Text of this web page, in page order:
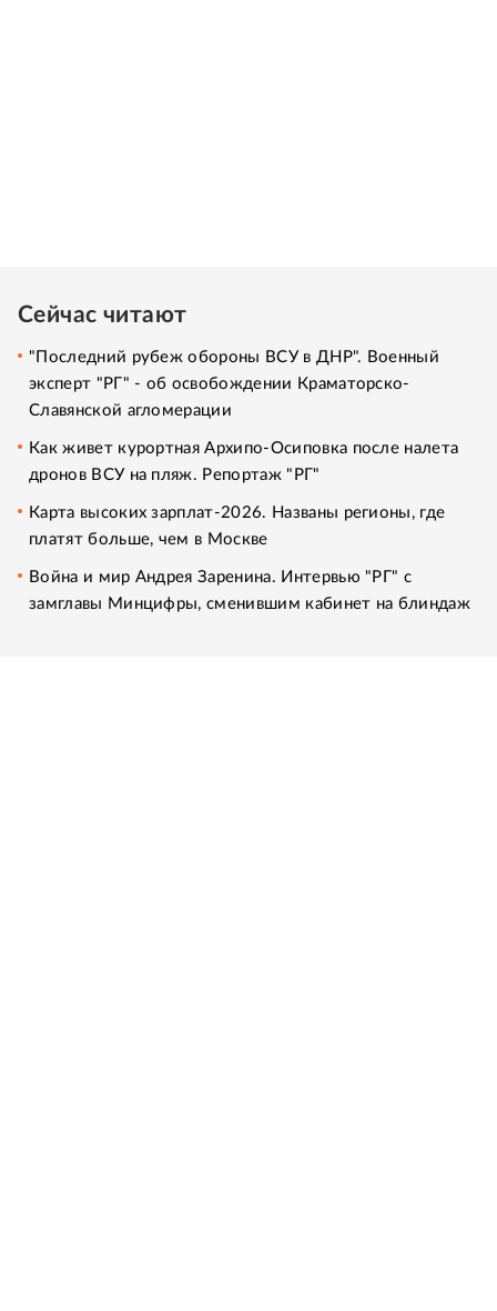
Сейчас читают
"Последний рубеж обороны ВСУ в ДНР". Военный
эксперт "РГ" - об освобождении Краматорско-
Славянской агломерации
Как живет курортная Архипо-Осиповка после налета
дронов ВСУ на пляж. Репортаж "РГ"
Карта высоких зарплат-2026. Названы регионы, где
платят больше, чем в Москве
Война и мир Андрея Заренина. Интервью "РГ" с
замглавы Минцифры, сменившим кабинет на блиндаж